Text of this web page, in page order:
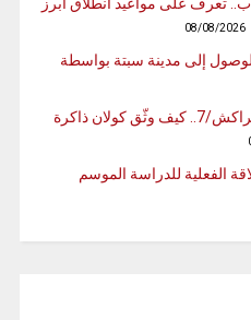
تعرف على مواعيد انطلاق أبرز
08/08/2026
إلى مدينة سبتة بواسطة
معجم الحرف التقليدية في مراكش/7.. كيف وثّق كولان ذاكرة
الفعلية للدراسة الموسم